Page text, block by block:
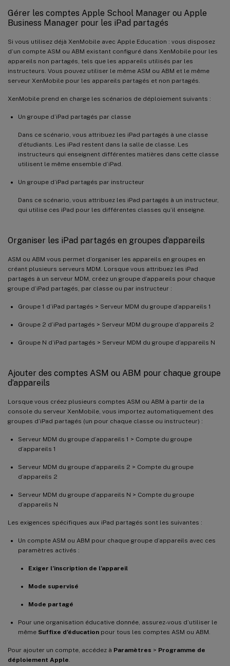
Gérer les comptes Apple School Manager ou Apple
Business Manager pour les iPad partagés
Si vous utilisez déjà XenMobile avec Apple Education : vous disposez
d’un compte ASM ou ABM existant configuré dans XenMobile pour les
appareils non partagés, tels que les appareils utilisés par les
instructeurs. Vous pouvez utiliser le même ASM ou ABM et le même
serveur XenMobile pour les appareils partagés et non partagés.
XenMobile prend en charge les scénarios de déploiement suivants :
Un groupe d’iPad partagés par classe
Dans ce scénario, vous attribuez les iPad partagés à une classe
d’étudiants. Les iPad restent dans la salle de classe. Les
instructeurs qui enseignent différentes matières dans cette classe
utilisent le même ensemble d’iPad.
Un groupe d’iPad partagés par instructeur
Dans ce scénario, vous attribuez les iPad partagés à un instructeur,
qui utilise ces iPad pour les différentes classes qu’il enseigne.
Organiser les iPad partagés en groupes d’appareils
ASM ou ABM vous permet d’organiser les appareils en groupes en
créant plusieurs serveurs MDM. Lorsque vous attribuez les iPad
partagés à un serveur MDM, créez un groupe d’appareils pour chaque
groupe d’iPad partagés, par classe ou par instructeur :
Groupe 1 d’iPad partagés > Serveur MDM du groupe d’appareils 1
Groupe 2 d’iPad partagés > Serveur MDM du groupe d’appareils 2
Groupe N d’iPad partagés > Serveur MDM du groupe d’appareils N
Ajouter des comptes ASM ou ABM pour chaque groupe
d’appareils
Lorsque vous créez plusieurs comptes ASM ou ABM à partir de la
console du serveur XenMobile, vous importez automatiquement des
groupes d’iPad partagés (un pour chaque classe ou instructeur) :
Serveur MDM du groupe d’appareils 1 > Compte du groupe
d’appareils 1
Serveur MDM du groupe d’appareils 2 > Compte du groupe
d’appareils 2
Serveur MDM du groupe d’appareils N > Compte du groupe
d’appareils N
Les exigences spécifiques aux iPad partagés sont les suivantes :
Un compte ASM ou ABM pour chaque groupe d’appareils avec ces
paramètres activés :
Exiger l’inscription de l’appareil
Mode supervisé
Mode partagé
Pour une organisation éducative donnée, assurez-vous d’utiliser le
même Suffixe d’éducation pour tous les comptes ASM ou ABM.
Pour ajouter un compte, accédez à Paramètres > Programme de
déploiement Apple.